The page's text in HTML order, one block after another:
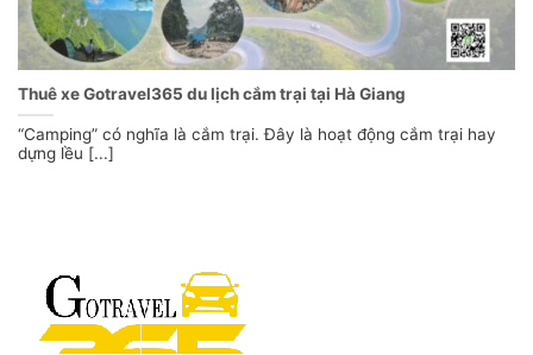
Thuê xe Gotravel365 du lịch cắm trại tại Hà Giang
“Camping” có nghĩa là cắm trại. Đây là hoạt động cắm trại hay
dựng lều [...]